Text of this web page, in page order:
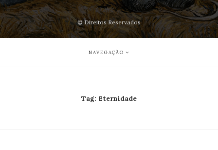
© Direitos Reservados
NAVEGAÇÃO
Tag: Eternidade